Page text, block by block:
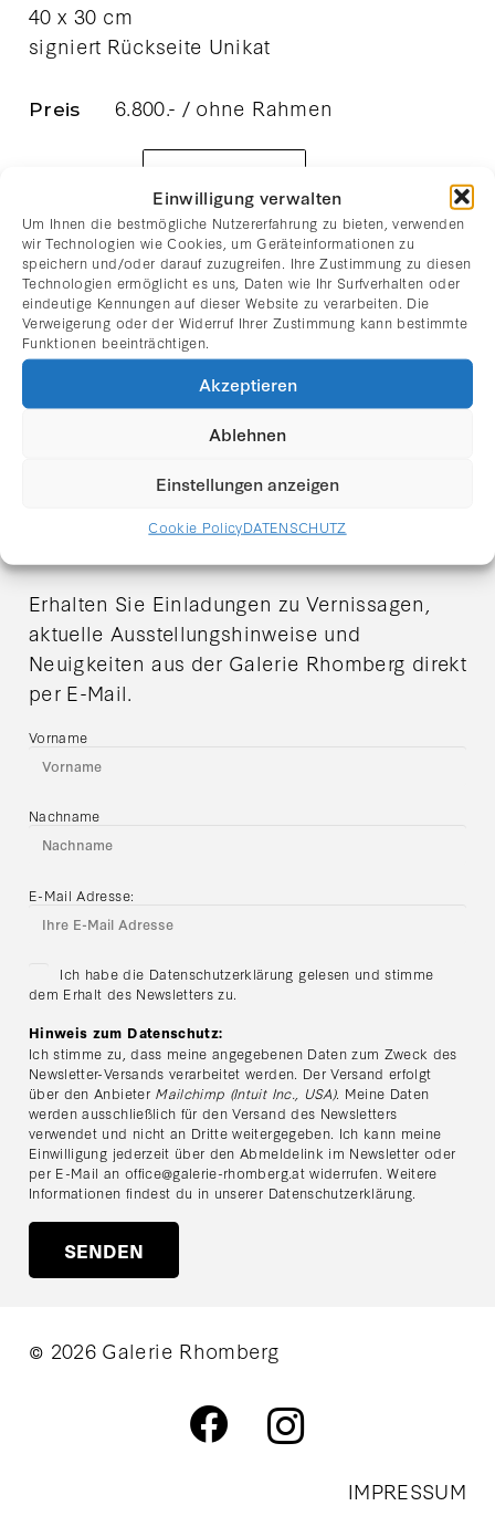
Einwilligung verwalten
Um Ihnen die bestmögliche Nutzererfahrung zu bieten, verwenden
wir Technologien wie Cookies, um Geräteinformationen zu
speichern und/oder darauf zuzugreifen. Ihre Zustimmung zu diesen
Technologien ermöglicht es uns, Daten wie Ihr Surfverhalten oder
eindeutige Kennungen auf dieser Website zu verarbeiten. Die
Verweigerung oder der Widerruf Ihrer Zustimmung kann bestimmte
Funktionen beeinträchtigen.
Akzeptieren
Ablehnen
Einstellungen anzeigen
Cookie PolicyDATENSCHUTZ
40 x 30 cm
signiert Rückseite Unikat
Preis 6.800.- / ohne Rahmen
ARTSTORE
Vorheriges Bild Nächstes Bild
NEWSLETTER
ANMELDUNG
Erhalten Sie Einladungen zu Vernissagen,
aktuelle Ausstellungshinweise und
Neuigkeiten aus der Galerie Rhomberg direkt
per E-Mail.
Vorname
Nachname
E-Mail Adresse:
Ich habe die Datenschutzerklärung gelesen und stimme
dem Erhalt des Newsletters zu.
Hinweis zum Datenschutz:
Ich stimme zu, dass meine angegebenen Daten zum Zweck des
Newsletter-Versands verarbeitet werden. Der Versand erfolgt
über den Anbieter Mailchimp (Intuit Inc., USA). Meine Daten
werden ausschließlich für den Versand des Newsletters
verwendet und nicht an Dritte weitergegeben. Ich kann meine
Einwilligung jederzeit über den Abmeldelink im Newsletter oder
per E-Mail an office@galerie-rhomberg.atwiderrufen. Weitere
Informationen findest du in unserer Datenschutzerklärung.
© 2026 Galerie Rhomberg
IMPRESSUM